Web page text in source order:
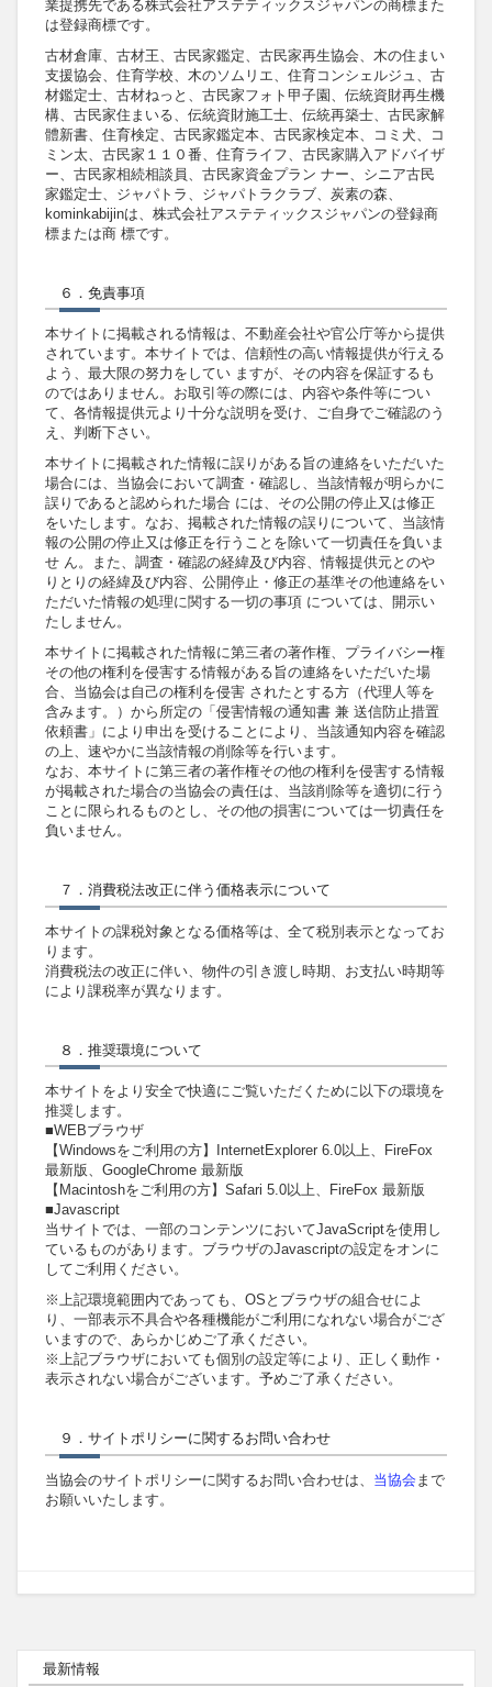
業提携先である株式会社アステティックスジャパンの商標また
は登録商標です。
古材倉庫、古材王、古民家鑑定、古民家再生協会、木の住まい
支援協会、住育学校、木のソムリエ、住育コンシェルジュ、古
材鑑定士、古材ねっと、古民家フォト甲子園、伝統資財再生機
構、古民家住まいる、伝統資財施工士、伝統再築士、古民家解
體新書、住育検定、古民家鑑定本、古民家検定本、コミ犬、コ
ミン太、古民家１１０番、住育ライフ、古民家購入アドバイザ
ー、古民家相続相談員、古民家資金プラン ナー、シニア古民
家鑑定士、ジャパトラ、ジャパトラクラブ、炭素の森、
kominkabijinは、株式会社アステティックスジャパンの登録商
標または商 標です。
６．免責事項
本サイトに掲載される情報は、不動産会社や官公庁等から提供
されています。本サイトでは、信頼性の高い情報提供が行える
よう、最大限の努力をしてい ますが、その内容を保証するも
のではありません。お取引等の際には、内容や条件等につい
て、各情報提供元より十分な説明を受け、ご自身でご確認のう
え、判断下さい。
本サイトに掲載された情報に誤りがある旨の連絡をいただいた
場合には、当協会において調査・確認し、当該情報が明らかに
誤りであると認められた場合 には、その公開の停止又は修正
をいたします。なお、掲載された情報の誤りについて、当該情
報の公開の停止又は修正を行うことを除いて一切責任を負いま
せ ん。また、調査・確認の経緯及び内容、情報提供元とのや
りとりの経緯及び内容、公開停止・修正の基準その他連絡をい
ただいた情報の処理に関する一切の事項 については、開示い
たしません。
本サイトに掲載された情報に第三者の著作権、プライバシー権
その他の権利を侵害する情報がある旨の連絡をいただいた場
合、当協会は自己の権利を侵害 されたとする方（代理人等を
含みます。）から所定の「侵害情報の通知書 兼 送信防止措置
依頼書」により申出を受けることにより、当該通知内容を確認
の上、速やかに当該情報の削除等を行います。
なお、本サイトに第三者の著作権その他の権利を侵害する情報
が掲載された場合の当協会の責任は、当該削除等を適切に行う
ことに限られるものとし、その他の損害については一切責任を
負いません。
７．消費税法改正に伴う価格表示について
本サイトの課税対象となる価格等は、全て税別表示となってお
ります。
消費税法の改正に伴い、物件の引き渡し時期、お支払い時期等
により課税率が異なります。
８．推奨環境について
本サイトをより安全で快適にご覧いただくために以下の環境を
推奨します。
■WEBブラウザ
【Windowsをご利用の方】InternetExplorer 6.0以上、FireFox
最新版、GoogleChrome 最新版
【Macintoshをご利用の方】Safari 5.0以上、FireFox 最新版
■Javascript
当サイトでは、一部のコンテンツにおいてJavaScriptを使用し
ているものがあります。ブラウザのJavascriptの設定をオンに
してご利用ください。
※上記環境範囲内であっても、OSとブラウザの組合せによ
り、一部表示不具合や各種機能がご利用になれない場合がござ
いますので、あらかじめご了承ください。
※上記ブラウザにおいても個別の設定等により、正しく動作・
表示されない場合がございます。予めご了承ください。
９．サイトポリシーに関するお問い合わせ
当協会のサイトポリシーに関するお問い合わせは、 当協会 まで
お願いいたします。
最新情報